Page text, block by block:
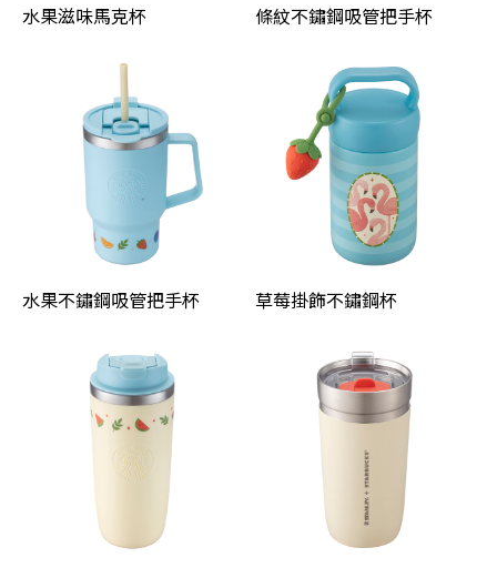
水果滋味馬克杯 條紋不鏽鋼吸管把手杯
水果不鏽鋼吸管把手杯 草莓掛飾不鏽鋼杯